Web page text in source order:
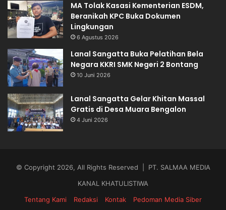
MA Tolak Kasasi Kementerian ESDM,
Beranikah KPC Buka Dokumen
Lingkungan
6 Agustus 2026
Lanal Sangatta Buka Pelatihan Bela
Negara KKRI SMK Negeri 2 Bontang
10 Juni 2026
Lanal Sangatta Gelar Khitan Massal
Gratis di Desa Muara Bengalon
4 Juni 2026
© Copyright 2026, All Rights Reserved | PT. SALMAA MEDIA
KANAL KHATULISTIWA
Tentang Kami
Redaksi Kontak Pedoman Media Siber